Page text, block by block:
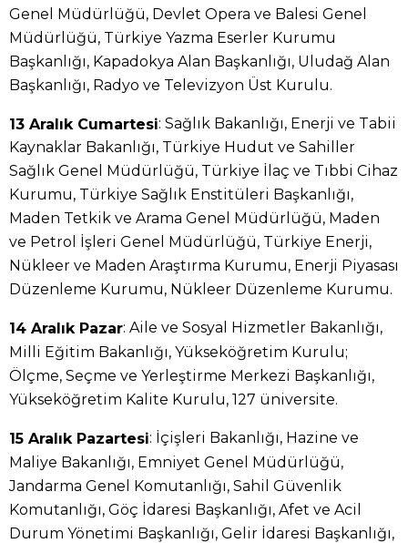
Genel Müdürlüğü, Devlet Opera ve Balesi Genel
Müdürlüğü, Türkiye Yazma Eserler Kurumu
Başkanlığı, Kapadokya Alan Başkanlığı, Uludağ Alan
Başkanlığı, Radyo ve Televizyon Üst Kurulu.
13 Aralık Cumartesi: Sağlık Bakanlığı, Enerji ve Tabii
Kaynaklar Bakanlığı, Türkiye Hudut ve Sahiller
Sağlık Genel Müdürlüğü, Türkiye İlaç ve Tıbbi Cihaz
Kurumu, Türkiye Sağlık Enstitüleri Başkanlığı,
Maden Tetkik ve Arama Genel Müdürlüğü, Maden
ve Petrol İşleri Genel Müdürlüğü, Türkiye Enerji,
Nükleer ve Maden Araştırma Kurumu, Enerji Piyasası
Düzenleme Kurumu, Nükleer Düzenleme Kurumu.
14 Aralık Pazar: Aile ve Sosyal Hizmetler Bakanlığı,
Milli Eğitim Bakanlığı, Yükseköğretim Kurulu;
Ölçme, Seçme ve Yerleştirme Merkezi Başkanlığı,
Yükseköğretim Kalite Kurulu, 127 üniversite.
15 Aralık Pazartesi: İçişleri Bakanlığı, Hazine ve
Maliye Bakanlığı, Emniyet Genel Müdürlüğü,
Jandarma Genel Komutanlığı, Sahil Güvenlik
Komutanlığı, Göç İdaresi Başkanlığı, Afet ve Acil
Durum Yönetimi Başkanlığı, Gelir İdaresi Başkanlığı,